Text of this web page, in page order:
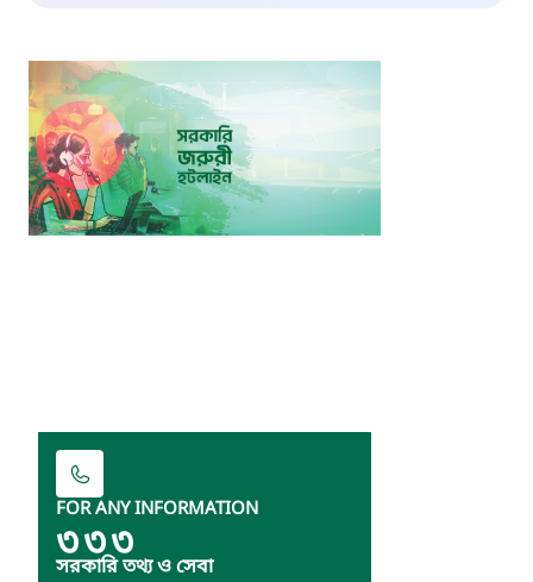
FOR ANY INFORMATION
৩৩৩
সরকারি তথ্য ও সেবা